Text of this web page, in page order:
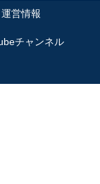
運営情報
チャンネル